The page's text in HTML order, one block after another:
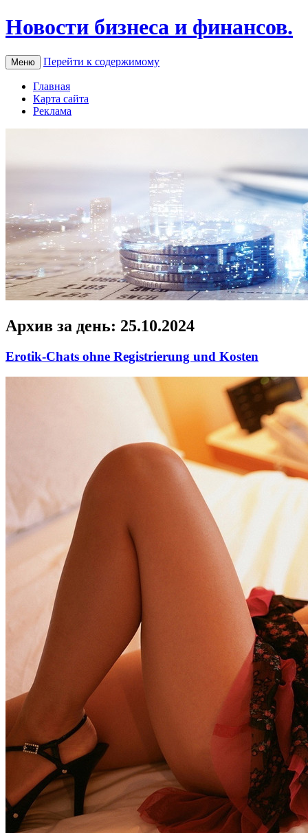
Новости бизнеса и финансов.
Меню Перейти к содержимому
Главная
Карта сайта
Реклама
Архив за день: 25.10.2024
Erotik-Chats ohne Registrierung und Kosten